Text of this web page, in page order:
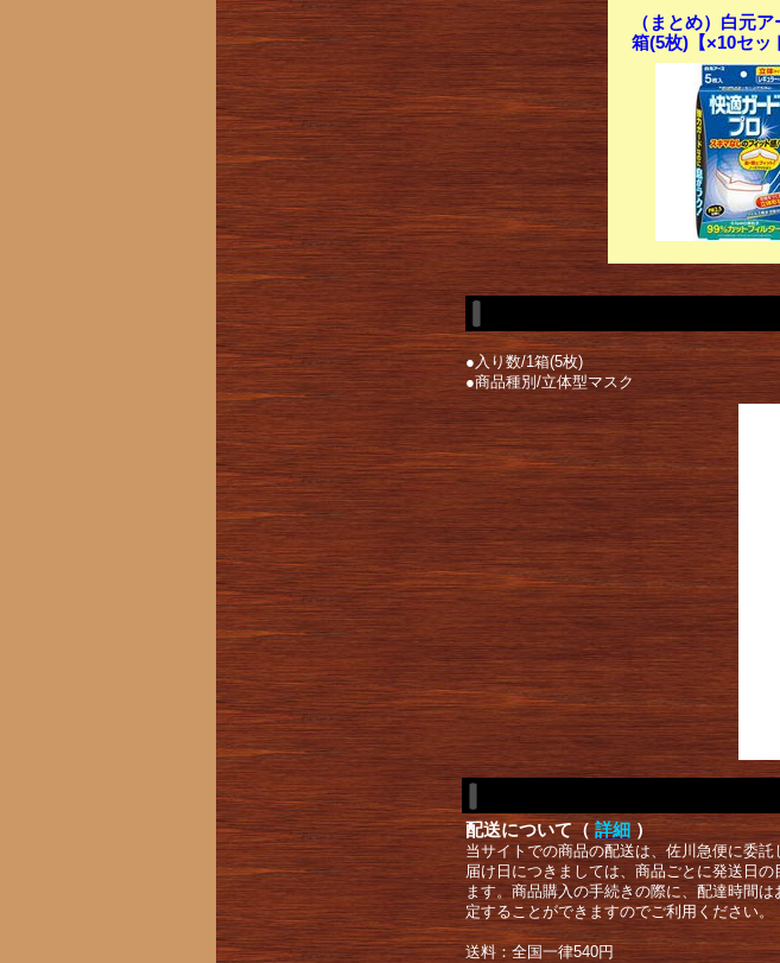
（まとめ）白元
箱(5枚)【×10セッ
●入り数/1箱(5枚)
●商品種別/立体型マスク
配送について（ 詳細 ）
当サイトでの商品の配送は、佐川急便に委託
届け日につきましては、商品ごとに発送日の
ます。商品購入の手続きの際に、配達時間
定することができますのでご利用ください。
送料：全国一律540円